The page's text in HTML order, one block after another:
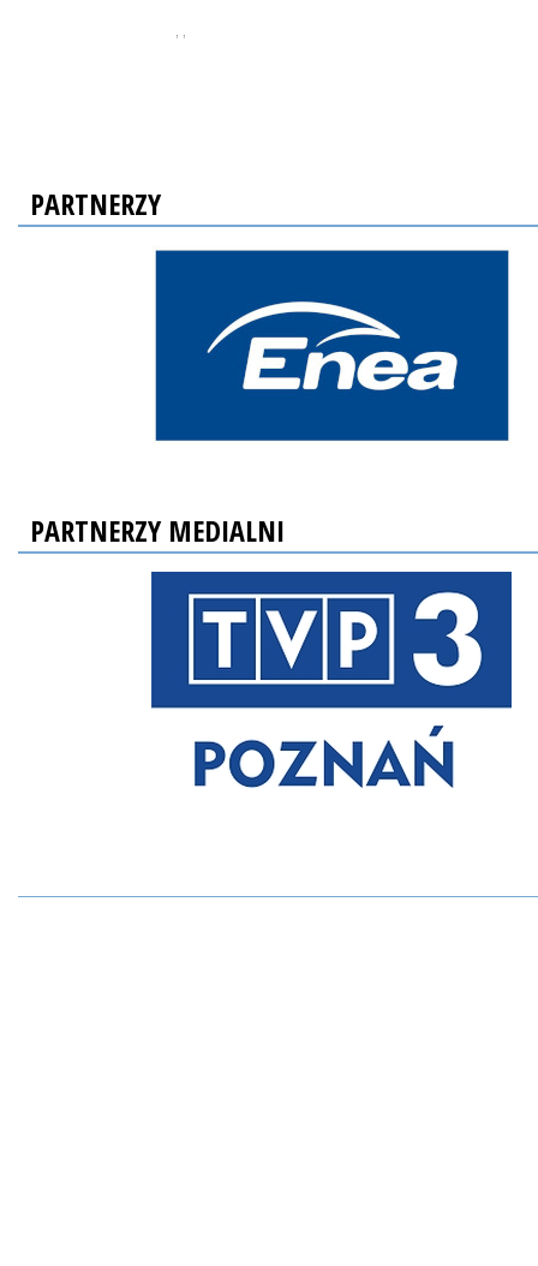
, ,
PARTNERZY
PARTNERZY MEDIALNI